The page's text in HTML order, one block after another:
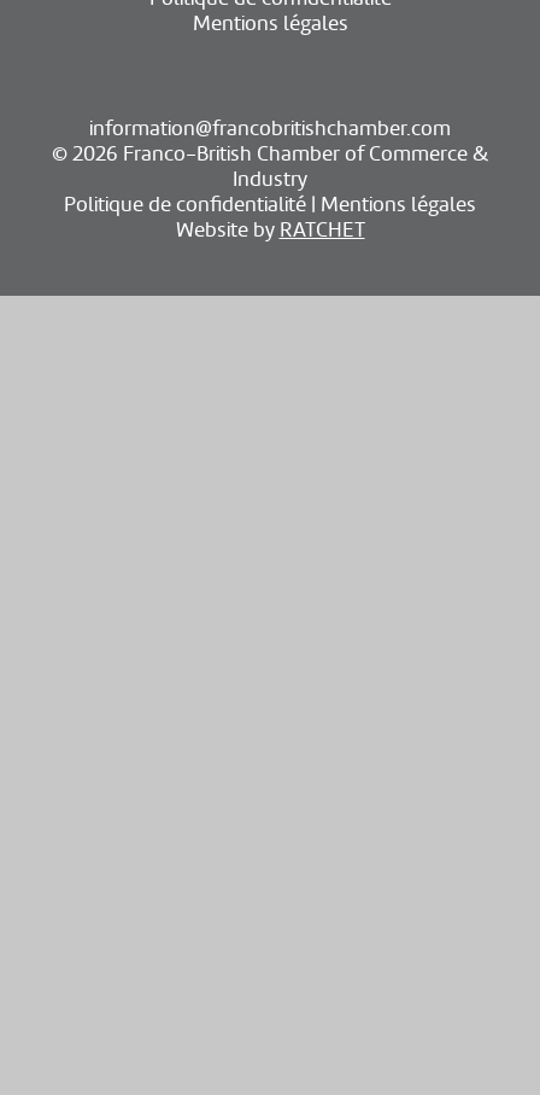
Mentions légales
information@francobritishchamber.com
© 2026 Franco-British Chamber of Commerce &
Industry
Politique de confidentialité | Mentions légales
Website by RATCHET